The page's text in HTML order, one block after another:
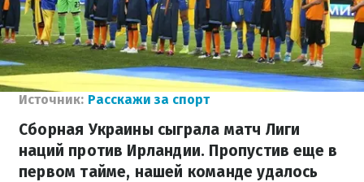
Источник: Расскажи за спорт
Сборная Украины сыграла матч Лиги
наций против Ирландии. Пропустив еще в
первом тайме, нашей команде удалось